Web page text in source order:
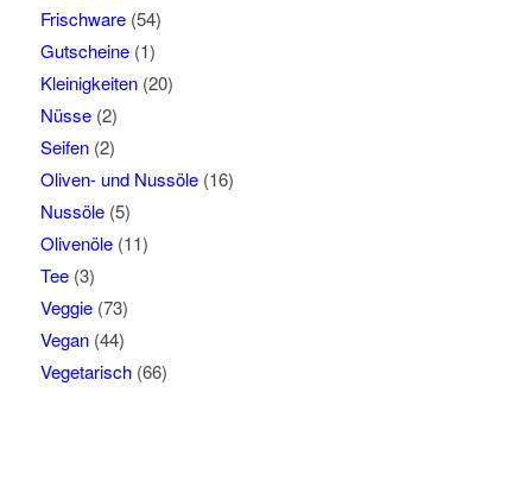
Frischware (54)
Gutscheine (1)
Kleinigkeiten (20)
Nüsse (2)
Seifen (2)
Oliven- und Nussöle (16)
Nussöle (5)
Olivenöle (11)
Tee (3)
Veggie (73)
Vegan (44)
Vegetarisch (66)